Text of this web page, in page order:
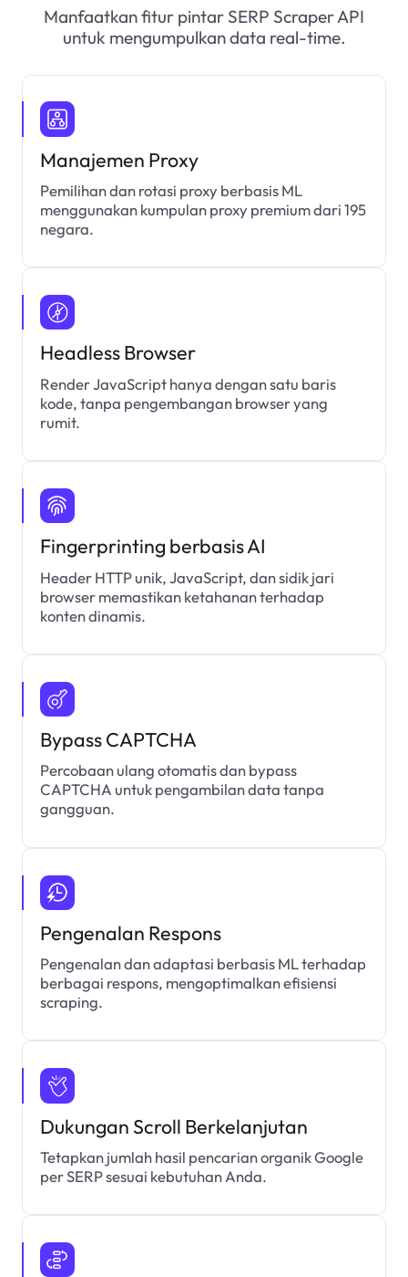
Manfaatkan fitur pintar SERP Scraper API
untuk mengumpulkan data real-time.
Manajemen Proxy
Pemilihan dan rotasi proxy berbasis ML
menggunakan kumpulan proxy premium dari 195
negara.
Headless Browser
Render JavaScript hanya dengan satu baris
kode, tanpa pengembangan browser yang
rumit.
Fingerprinting berbasis AI
Header HTTP unik, JavaScript, dan sidik jari
browser memastikan ketahanan terhadap
konten dinamis.
Bypass CAPTCHA
Percobaan ulang otomatis dan bypass
CAPTCHA untuk pengambilan data tanpa
gangguan.
Pengenalan Respons
Pengenalan dan adaptasi berbasis ML terhadap
berbagai respons, mengoptimalkan efisiensi
scraping.
Dukungan Scroll Berkelanjutan
Tetapkan jumlah hasil pencarian organik Google
per SERP sesuai kebutuhan Anda.